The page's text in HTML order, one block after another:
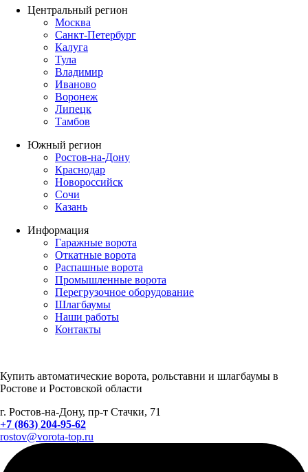
Центральный регион
Москва
Санкт-Петербург
Калуга
Тула
Владимир
Иваново
Воронеж
Липецк
Тамбов
Южный регион
Ростов-на-Дону
Краснодар
Новороссийск
Сочи
Казань
Информация
Гаражные ворота
Откатные ворота
Распашные ворота
Промышленные ворота
Перегрузочное оборудование
Шлагбаумы
Наши работы
Контакты
Купить автоматические ворота, рольставни и шлагбаумы в
Ростове и Ростовской области
г. Ростов-на-Дону, пр-т Стачки, 71
+7 (863) 204-95-62
rostov@vorota-top.ru